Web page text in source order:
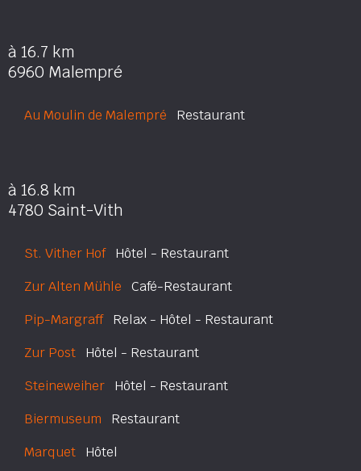
à 16.7 km
6960 Malempré
Au Moulin de Malempré Restaurant
à 16.8 km
4780 Saint-Vith
St. Vither HofHôtel - Restaurant
Zur Alten Mühle Café-Restaurant
Pip-MargraffRelax - Hôtel - Restaurant
Zur Post Hôtel - Restaurant
Steineweiher Hôtel - Restaurant
Biermuseum Restaurant
Marquet Hôtel